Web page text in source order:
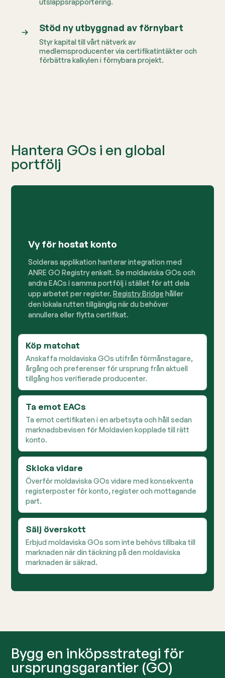
utsläppsrapportering.
Stöd ny utbyggnad av förnybart
Styr kapital till vårt nätverk av
medlemsproducenter via certifikatintäkter och
förbättra kalkylen i förnybara projekt.
Hantera GOs i en global
portfölj
Köp matchat
Anskaffa moldaviska GOs utifrån förmånstagare,
årgång och preferenser för ursprung från aktuell
tillgång hos verifierade producenter.
Ta emot EACs
Ta emot certifikaten i en arbetsyta och håll sedan
marknadsbevisen för Moldavien kopplade till rätt
konto.
Vy för hostat konto
Solderas applikation hanterar integration med
ANRE GO Registry enkelt. Se moldaviska GOs och
andra EACs i samma portfölj i stället för att dela
upp arbetet per register.Registry Bridge håller
den lokala rutten tillgänglig när du behöver
annullera eller flytta certifikat.
Skicka vidare
Överför moldaviska GOs vidare med konsekventa
registerposter för konto, register och mottagande
part.
Sälj överskott
Erbjud moldaviska GOs som inte behövs tillbaka till
marknaden när din täckning på den moldaviska
marknaden är säkrad.
Bygg en inköpsstrategi för
ursprungsgarantier (GO)